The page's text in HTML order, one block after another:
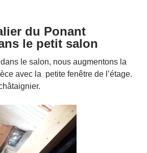
du Ponant
le petit salon
le salon, nous augmentons la
avec la petite fenêtre de l’étage.